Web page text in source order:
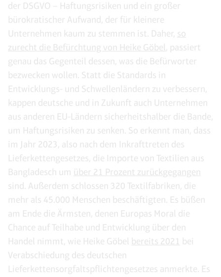
der DSGVO – Haftungsrisiken und ein großer
bürokratischer Aufwand, der für kleinere
Unternehmen kaum zu stemmen ist. Daher, so
zurecht die Befürchtung von Heike Göbel , passiert
genau das Gegenteil dessen, was die Befürworter
bezwecken wollen. Statt die Standards in
Entwicklungs- und Schwellenländern zu verbessern,
kappen deutsche und in Zukunft auch Unternehmen
aus anderen EU-Ländern sicherheitshalber die Bande,
um Haftungsrisiken zu senken. So erkennt man, dass
im Jahr 2023, also nach dem Inkrafttreten des
Lieferkettengesetzes, die Importe von Textilien aus
Bangladesch um über 21 Prozent zurückgegangen
sind. Außerdem schlossen 320 Textilfabriken, die
mehr als 45.000 Menschen beschäftigten. Es büßen
am Ende die Ärmsten, denen Europas Moral die
Chance auf Teilhabe und Entwicklung über den
Handel nimmt, wie Heike Göbel
bereits 2021 bei
Verabschiedung des deutschen
Lieferkettensorgfaltspflichtengesetzes anmerkte. Es